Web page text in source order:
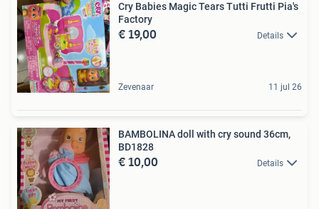
Cry Babies Magic Tears Tutti Frutti Pia's
Factory
€ 19,00 Details
Zevenaar 11 jul 26
BAMBOLINA doll with cry sound 36cm,
BD1828
€ 10,00 Details